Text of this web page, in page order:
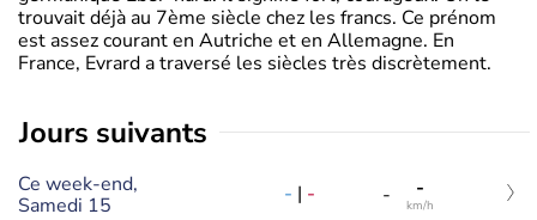
trouvait déjà au 7ème siècle chez les francs. Ce prénom
est assez courant en Autriche et en Allemagne. En
France, Evrard a traversé les siècles très discrètement.
jours suivants
Ce week-end,
Samedi 15
- | - - -
km/h